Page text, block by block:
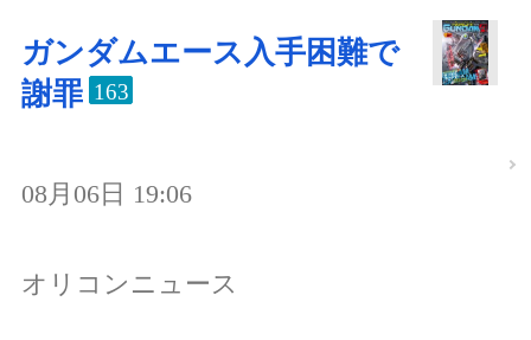
ガンダムエース入手困難で
謝罪 163
08月06日 19:06
オリコンニュース